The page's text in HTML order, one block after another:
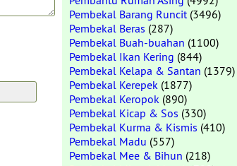
Pembekal Barang Runcit(3496)
Pembekal Beras (287)
Pembekal Buah-buahan (1100)
Pembekal Ikan Kering (844)
Pembekal Kelapa & Santan (1379)
Pembekal Kerepek (1877)
Pembekal Keropok (890)
Pembekal Kicap & Sos (330)
Pembekal Kurma & Kismis (410)
Pembekal Madu (557)
Pembekal Mee & Bihun (218)